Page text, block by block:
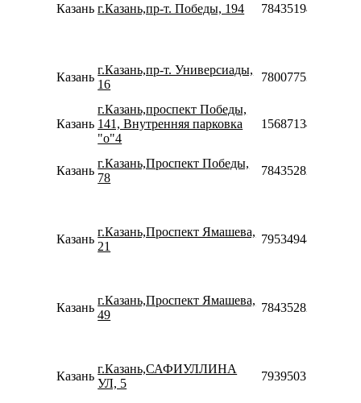
Казань г.Казань,пр-т. Победы, 194 78435194851
Казань
г.Казань,пр-т. Универсиады,
16
78007753553
Казань
г.Казань,проспект Победы,
141, Внутренняя парковка
"о"4
Казань
г.Казань,Проспект Победы,
78
78435282504
Казань
г.Казань,Проспект Ямашева,
21
79534948146
Казань
г.Казань,Проспект Ямашева,
49
78435282503
Казань
г.Казань,САФИУЛЛИНА
УЛ, 5
79395031708